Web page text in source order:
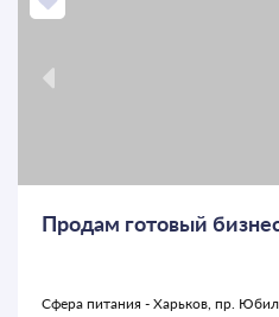
Продам готовый
Сфера питания - Харьков, пр.